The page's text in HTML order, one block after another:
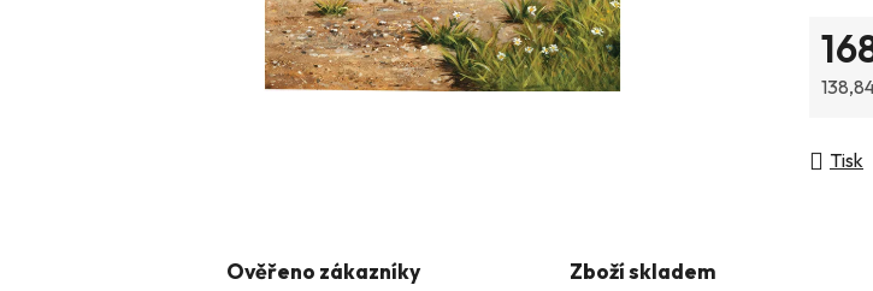
Tisk
Ověřeno zákazníky Zboží skladem